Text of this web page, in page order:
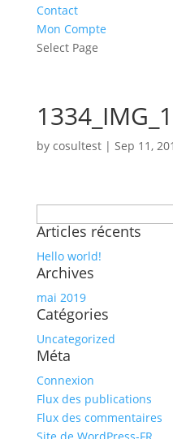
Contact
Mon Compte
Select Page
by cosultest| Sep 11,
Articles récents
Hello world!
Archives
mai 2019
Catégories
Uncategorized
Méta
Connexion
Flux des publications
Flux des commentaires